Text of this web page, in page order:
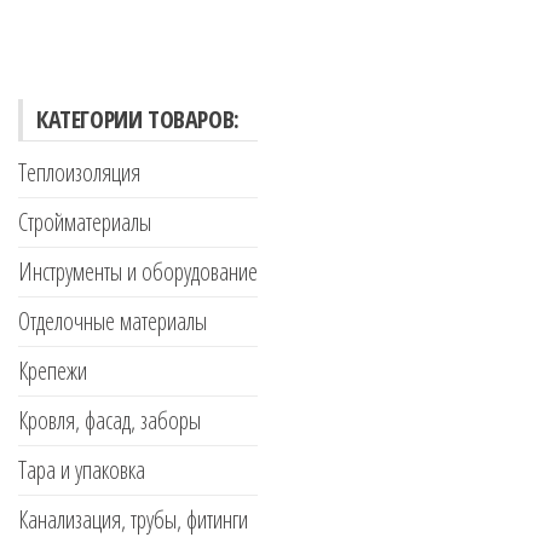
КАТЕГОРИИ ТОВАРОВ:
Теплоизоляция
Стройматериалы
Инструменты и оборудование
Отделочные материалы
Крепежи
Кровля, фасад, заборы
Тара и упаковка
Канализация, трубы, фитинги